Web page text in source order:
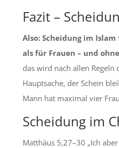
Fazit –
Also: Scheidung im
als für Frauen – und
das wird nach allen Regeln
Hauptsache, der Schein
Mann hat maximal vier
Scheidung im
Matthäus 5,27–30 „Ich